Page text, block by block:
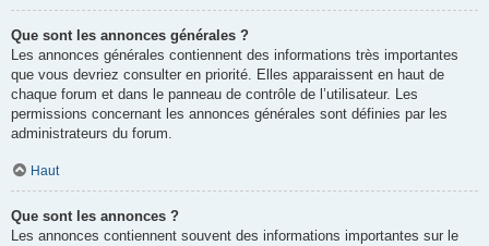
Que sont les annonces générales ?
Les annonces générales contiennent des informations très importantes
que vous devriez consulter en priorité. Elles apparaissent en haut de
chaque forum et dans le panneau de contrôle de l’utilisateur. Les
permissions concernant les annonces générales sont définies par les
administrateurs du forum.
Haut
Que sont les annonces ?
Les annonces contiennent souvent des informations importantes sur le